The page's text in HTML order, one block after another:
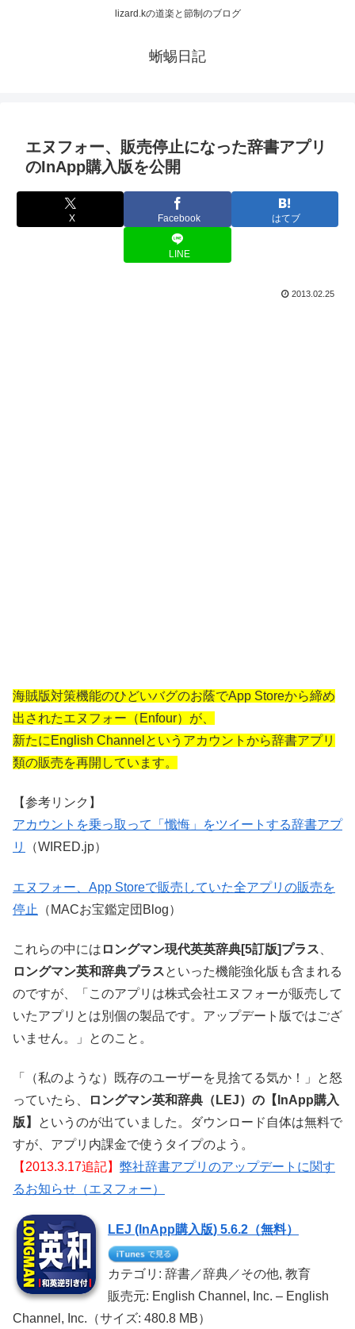
lizard.kの道楽と節制のブログ
蜥蜴日記
エヌフォー、販売停止になった辞書アプリ
のInApp購入版を公開
X Facebook はてブ
LINE
2013.02.25
海賊版対策機能のひどいバグのお蔭でApp Storeから締め
出されたエヌフォー（Enfour）が、
新たにEnglish Channelというアカウントから辞書アプリ
類の販売を再開しています。
【参考リンク】
アカウントを乗っ取って「懺悔」をツイートする辞書アプ
リ
（WIRED.jp）
エヌフォー、App Storeで販売していた全アプリの販売を
停止
（MACお宝鑑定団Blog）
これらの中には ロングマン現代英英辞典[5訂版]プラス
ロングマン英和辞典プラスといった機能強化版も含まれる
のですが、「このアプリは株式会社エヌフォーが販売して
いたアプリとは別個の製品です。アップデート版ではござ
いません。」とのこと。
「（私のような）既存のユーザーを見捨てる気か！」と怒
っていたら、
ロングマン英和辞典（LEJ）の【InApp購入
版】
というのが出ていました。ダウンロード自体は無料で
すが、アプリ内課金で使うタイプのよう。
【2013.3.17追記】 弊社辞書アプリのアップデートに関す
るお知らせ（エヌフォー）
LEJ (InApp購入版) 5.6.2（無料）
カテゴリ: 辞書／辞典／その他, 教育
販売元: English Channel, Inc. – English
Channel, Inc.（サイズ: 480.8 MB）